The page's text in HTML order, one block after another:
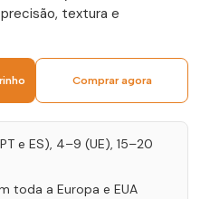
textura e
Comprar agora
e ES), 4–9 (UE), 15–20
toda a Europa e EUA